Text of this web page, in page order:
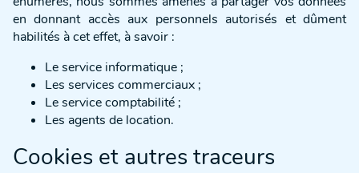
en donnant accès aux personnels autorisés et dûment
habilités à cet effet, à savoir :
Le service informatique ;
Les services commerciaux ;
Le service comptabilité ;
Les agents de location.
Cookies et autres traceurs